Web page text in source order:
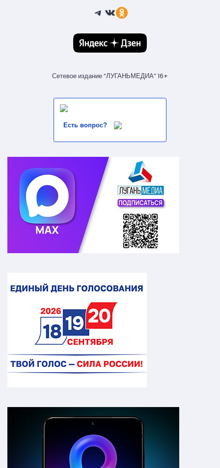
Telegram
ВКонтакте
Ссылка
Сетевое издание “ЛУГАНЬМЕДИА” 16+
Есть вопрос?